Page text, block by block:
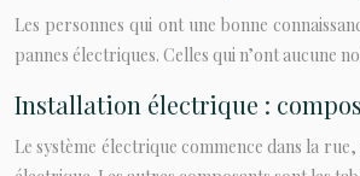
Les personnes qui ont une bonne
pannes électriques. Celles qui n’ont aucune
Installation électrique :
Le système électrique commence dans la